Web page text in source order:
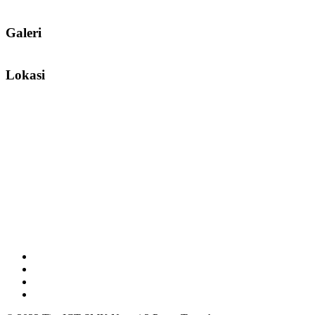
Galeri
Lokasi